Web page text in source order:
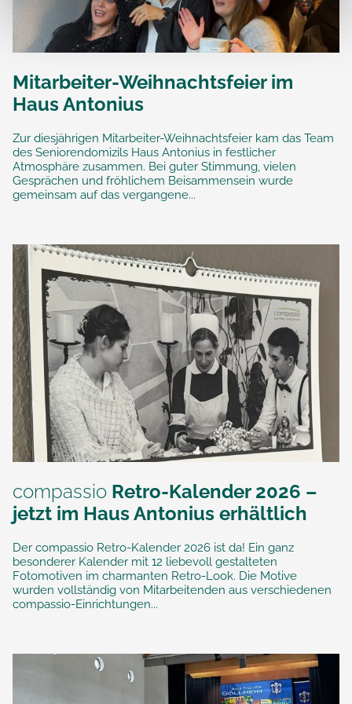
Mitarbeiter-Weihnachtsfeier im
Haus Antonius
Zur diesjährigen Mitarbeiter-Weihnachtsfeier kam das Team
des Seniorendomizils Haus Antonius in festlicher
Atmosphäre zusammen. Bei guter Stimmung, vielen
Gesprächen und fröhlichem Beisammensein wurde
gemeinsam auf das vergangene...
compassio Retro-Kalender 2026 –
jetzt im Haus Antonius erhältlich
Der compassio Retro-Kalender 2026 ist da! Ein ganz
besonderer Kalender mit 12 liebevoll gestalteten
Fotomotiven im charmanten Retro-Look. Die Motive
wurden vollständig von Mitarbeitenden aus verschiedenen
compassio-Einrichtungen...